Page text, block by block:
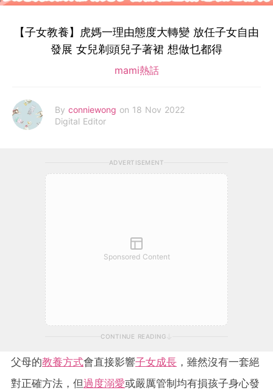
【子女教養】虎媽一理由態度大轉變 放任子女自由
發展 女兒剃頭兒子著裙 想做乜都得
mami熱話
By conniewong on 18 Nov 2022
Digital Editor
ADVERTISEMENT
Sponsored Content
CONTINUE READING
父母的教養方式會直接影響子女成長 ，雖然沒有一套絕
對正確方法，但過度溺愛或嚴厲管制均有損孩子身心發